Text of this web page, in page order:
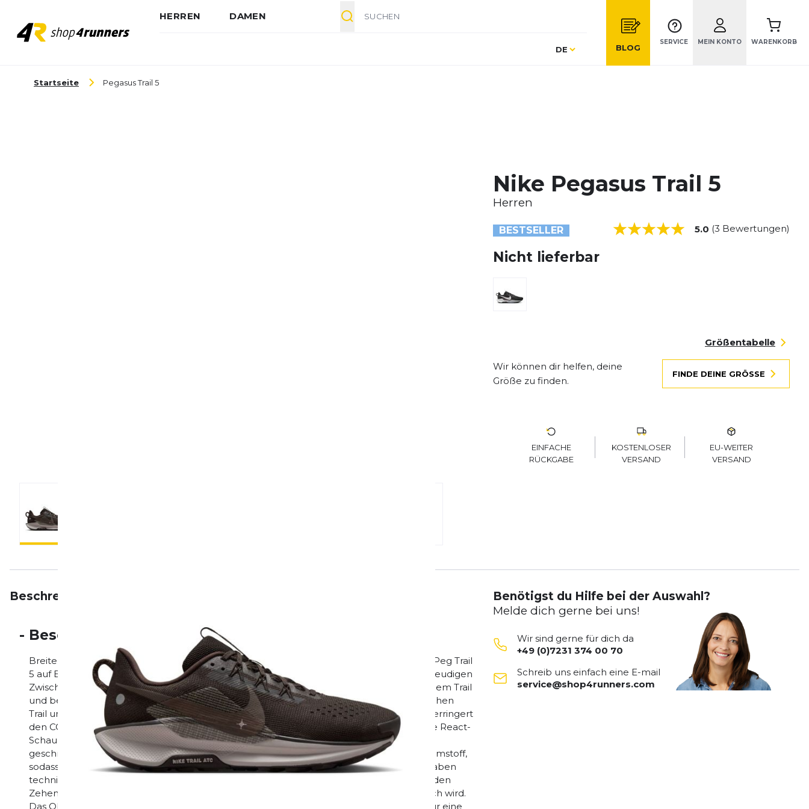
HERREN DAMEN
Sprache
DE BLOG
SERVICE MEIN KONTO WARENKORB
Startseite Pegasus Trail 5
Nike Pegasus Trail 5
Herren
BESTSELLER 5.0 (3 Bewertungen)
Nicht lieferbar
Größentabelle
Wir können dir helfen, deine
Größe zu finden.
FINDE DEINE GRÖSSE
EINFACHE
RÜCKGABE
KOSTENLOSER
VERSAND
EU-WEITER
VERSAND
Beschreibung
- Beschreibung
Breite deine Flügel aus und freu dich auf das, was die Natur bringt, während du mit dem Peg Trail
5 auf Bürgersteigen und erdigen Pfaden läufst. Ausgestattet mit einer extrem reaktionsfreudigen
Zwischensohle aus ReactX-Schaumstoff ist dieser Schuh weich auf der Straße, stabil auf dem Trail
und besser für die Umwelt. Er ist ein echter Alleskönner, der darauf wartet, die Kluft zwischen
Trail und Straße zu überbrücken. Unterstützung für den Planeten ReactX-Schaumstoff verringert
den CO2-Fußabdruck der Mittelsohle um mindestens 43 % im Vergleich zu früheren Nike React-
Schaumstoffen. Dadurch unterstützt er auch den Planeten. Er bietet dir ein unglaublich
geschmeidiges Gefühl und eine Energierückgabe von +13 % im Vergleich zu React-Schaumstoff,
sodass du während deines Laufs frisch und federnd bleibst. Trockenes Tragegefühl Wir haben
technisches Mesh mit enger gewebtem Material in stark beanspruchten Bereichen wie den
Zehen platziert, um dir eine bessere Abdeckung zu bieten, wenn es draußen ungemütlich wird.
Das Obermaterial besteht ebenfalls aus speziell entwickeltem, offenmaschigem Mesh für eine
Benötigst du Hilfe bei der Auswahl?
Melde dich gerne bei uns!
Wir sind gerne für dich da
+49 (0)7231 374 00 70
Schreib uns einfach eine E-mail
service@shop4runners.com